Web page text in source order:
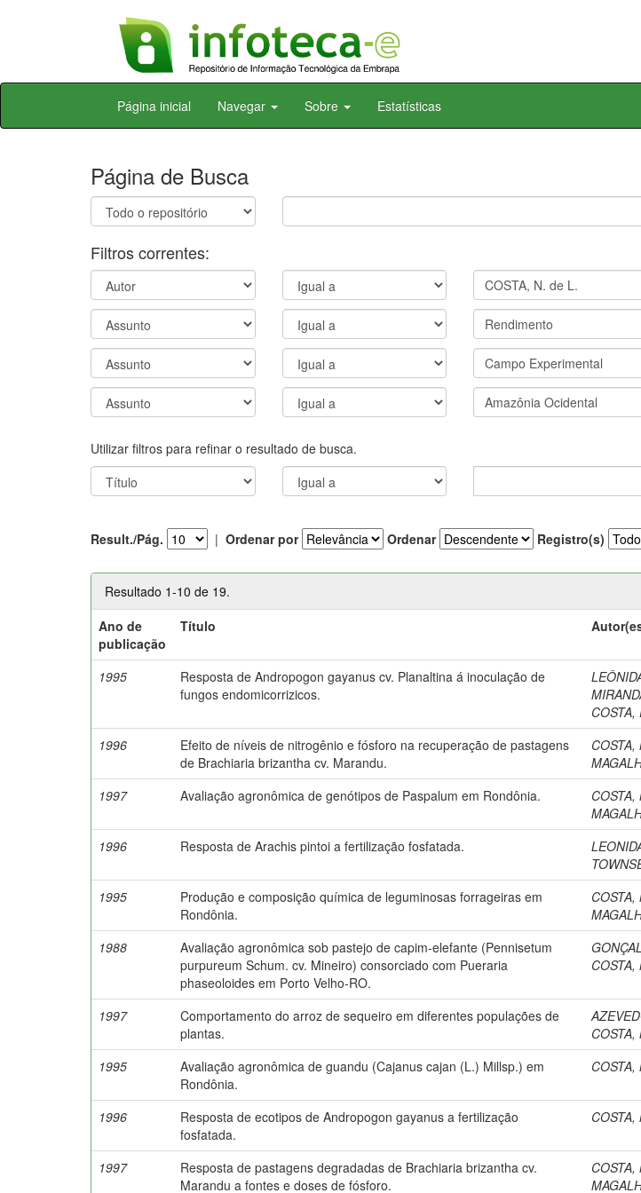
Skip
Página inicial Navegar Sobre Estatísticas
Página de Busca
Filtros correntes:
Utilizar filtros para refinar o resultado de busca.
Result./Pág. | Ordenar por Ordenar Registro(s)
Resultado 1-10 de 19.
Ano de
publicação
Título
1995
Resposta de Andropogon gayanus cv. Planaltina á inoculação de
fungos endomicorrizicos.
1996
Efeito de níveis de nitrogênio e fósforo na recuperação de pastagens
de Brachiaria brizantha cv. Marandu.
COSTA,
1997
Avaliação agronômica de genótipos de Paspalum em Rondônia. COSTA,
1996
Resposta de Arachis pintoi a fertilização fosfatada.
1995
Produção e composição química de leguminosas forrageiras em
Rondônia.
COSTA,
1988
Avaliação agronômica sob pastejo de capim-elefante (Pennisetum
purpureum Schum. cv. Mineiro) consorciado com Pueraria
phaseoloides em Porto Velho-RO.
COSTA,
1997
Comportamento do arroz de sequeiro em diferentes populações de
plantas.
COSTA,
1995
Avaliação agronômica de guandu (Cajanus cajan (L.) Millsp.) em
Rondônia.
COSTA,
1996
Resposta de ecotipos de Andropogon gayanus a fertilização
fosfatada.
COSTA,
1997
Resposta de pastagens degradadas de Brachiaria brizantha cv.
Marandu a fontes e doses de fósforo.
COSTA,